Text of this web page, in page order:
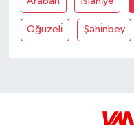
Oğuzeli̇ Şahi̇nbey